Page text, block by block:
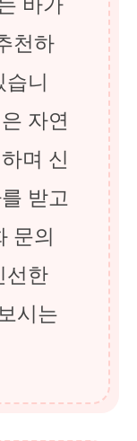
천하
니
자연
며 신
받고
문의
선한
시는